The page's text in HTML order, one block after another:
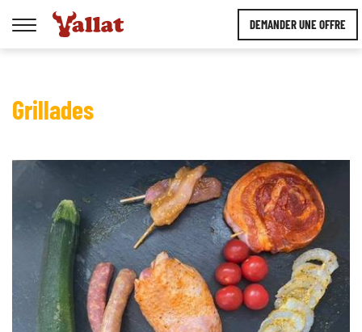
DEMANDER UNE OFFRE
Afficher
la
Grillades